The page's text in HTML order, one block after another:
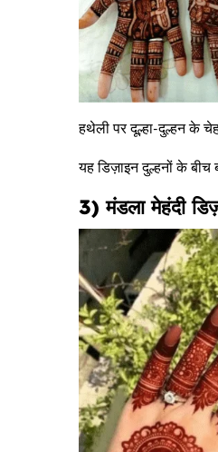
हथेली पर दूल्हा-दुल्हन के
यह डिज़ाइन दुल्हनों के
3) मंडला मेहंदी